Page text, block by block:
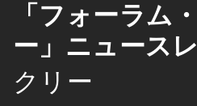
「フォーラム
ー」ニュース
クリー